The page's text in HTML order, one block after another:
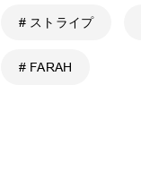
# ストライプ
# FARAH